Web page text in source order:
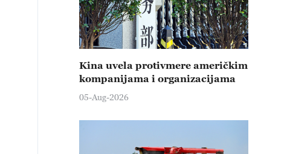
Kina uvela protivmere američkim
kompanijama i organizacijama
05-Aug-2026